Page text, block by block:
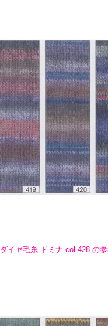
ダイヤ毛糸 ドミナ col.428 の